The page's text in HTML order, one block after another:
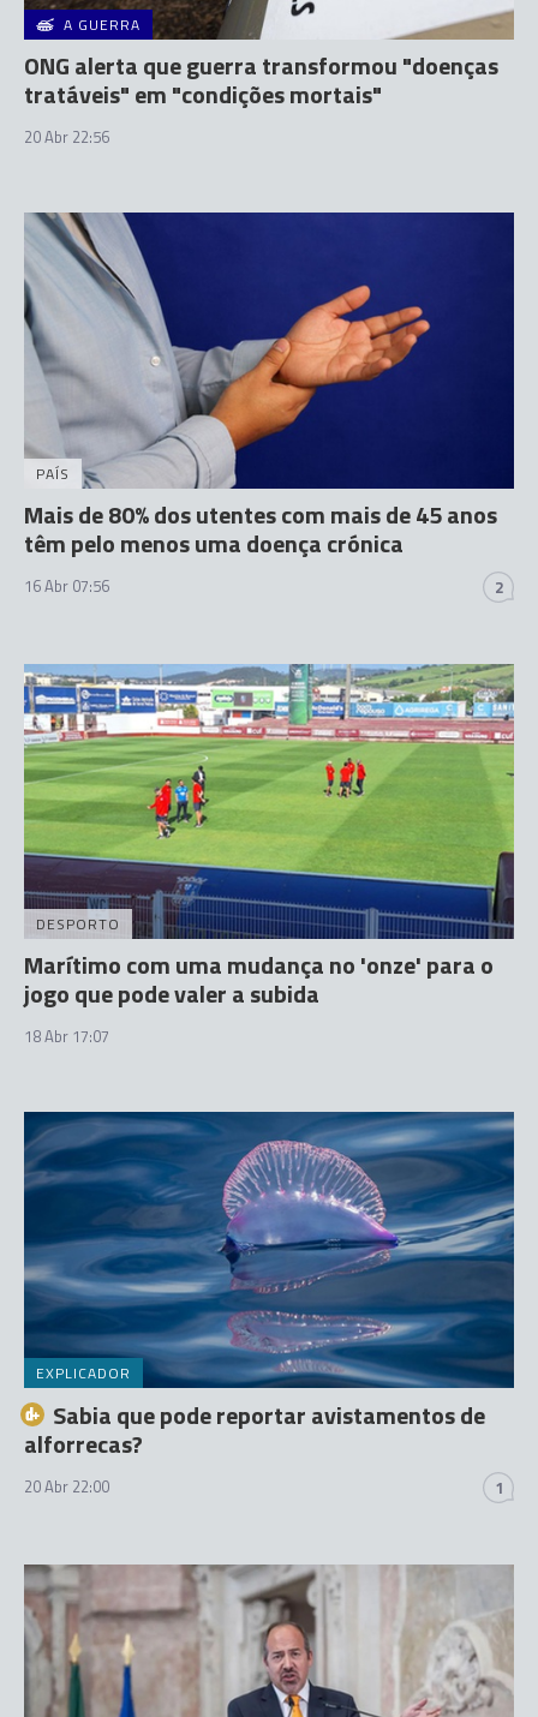
A GUERRA
ONG alerta que guerra transformou "doenças
tratáveis" em "condições mortais"
20 Abr 22:56
PAÍS
Mais de 80% dos utentes com mais de 45 anos
têm pelo menos uma doença crónica
16 Abr 07:56 2
DESPORTO
Marítimo com uma mudança no 'onze' para o
jogo que pode valer a subida
18 Abr 17:07
EXPLICADOR
Sabia que pode reportar avistamentos de
alforrecas?
20 Abr 22:00 1